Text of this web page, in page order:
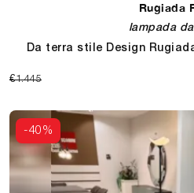
Rugiada
lampada
Da terra stile Design
€1.445
-40%